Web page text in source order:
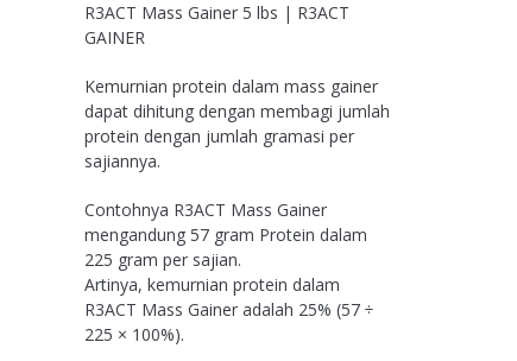
R3ACT Mass Gainer 5 lbs | R3ACT
GAINER
Kemurnian protein dalam mass gainer
dapat dihitung dengan membagi jumlah
protein dengan jumlah gramasi per
sajiannya.
Contohnya R3ACT Mass Gainer
mengandung 57 gram Protein dalam
225 gram per sajian.
Artinya, kemurnian protein dalam
R3ACT Mass Gainer adalah 25% (57 ÷
225 × 100%).